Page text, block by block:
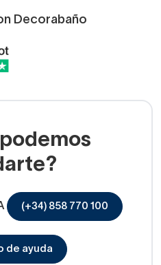
Decorabaño
(+34) 858 770 100
de ayuda